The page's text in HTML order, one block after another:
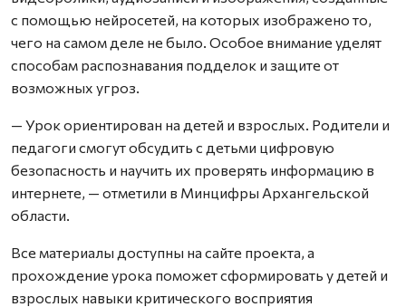
с помощью нейросетей, на которых изображено то,
чего на самом деле не было. Особое внимание уделят
способам распознавания подделок и защите от
возможных угроз.
— Урок ориентирован на детей и взрослых. Родители и
педагоги смогут обсудить с детьми цифровую
безопасность и научить их проверять информацию в
интернете, — отметили в Минцифры Архангельской
области.
Все материалы доступны на сайте проекта, а
прохождение урока поможет сформировать у детей и
взрослых навыки критического восприятия